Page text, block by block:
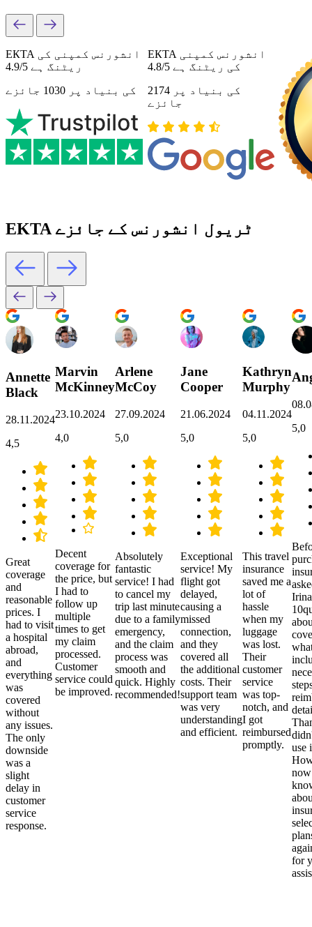
ЕКТА انشورنس کمپنی کی
ریٹنگ ہے 4.9/5
کی بنیاد پر 1030 جائزے
ЕКТА انشورنس کمپنی
کی ریٹنگ ہے 4.8/5
کی بنیاد پر 2174
جائزے
EKTA ٹریول انشورنس کے جائزے
Annette
Black
28.11.2024
4,5
Great
coverage
and
reasonable
prices. I
had to visit
a hospital
abroad,
and
everything
was
covered
without
any issues.
The only
downside
was a
slight
delay in
customer
service
response.
Marvin
McKinney
23.10.2024
4,0
Decent
coverage for
the price, but
I had to
follow up
multiple
times to get
my claim
processed.
Customer
service could
be improved.
Arlene
McCoy
27.09.2024
5,0
Absolutely
fantastic
service! I had
to cancel my
trip last minute
due to a family
emergency,
and the claim
process was
smooth and
quick. Highly
recommended!
Jane
Cooper
21.06.2024
5,0
Exceptional
service! My
flight got
delayed,
causing a
missed
connection,
and they
covered all
the additional
costs. Their
support team
was very
understanding
and efficient.
Kathryn
Murphy
04.11.2024
5,0
This travel
insurance
saved me a
lot of
hassle
when my
luggage
was lost.
Their
customer
service
was top-
notch, and
I got
reimbursed
promptly.
5,0
use
for